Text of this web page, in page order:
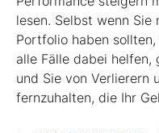
lesen. Selbst wenn Sie
Portfolio haben
alle Fälle dabei helfen,
und Sie von Verlierern
fernzuhalten, die Ihr